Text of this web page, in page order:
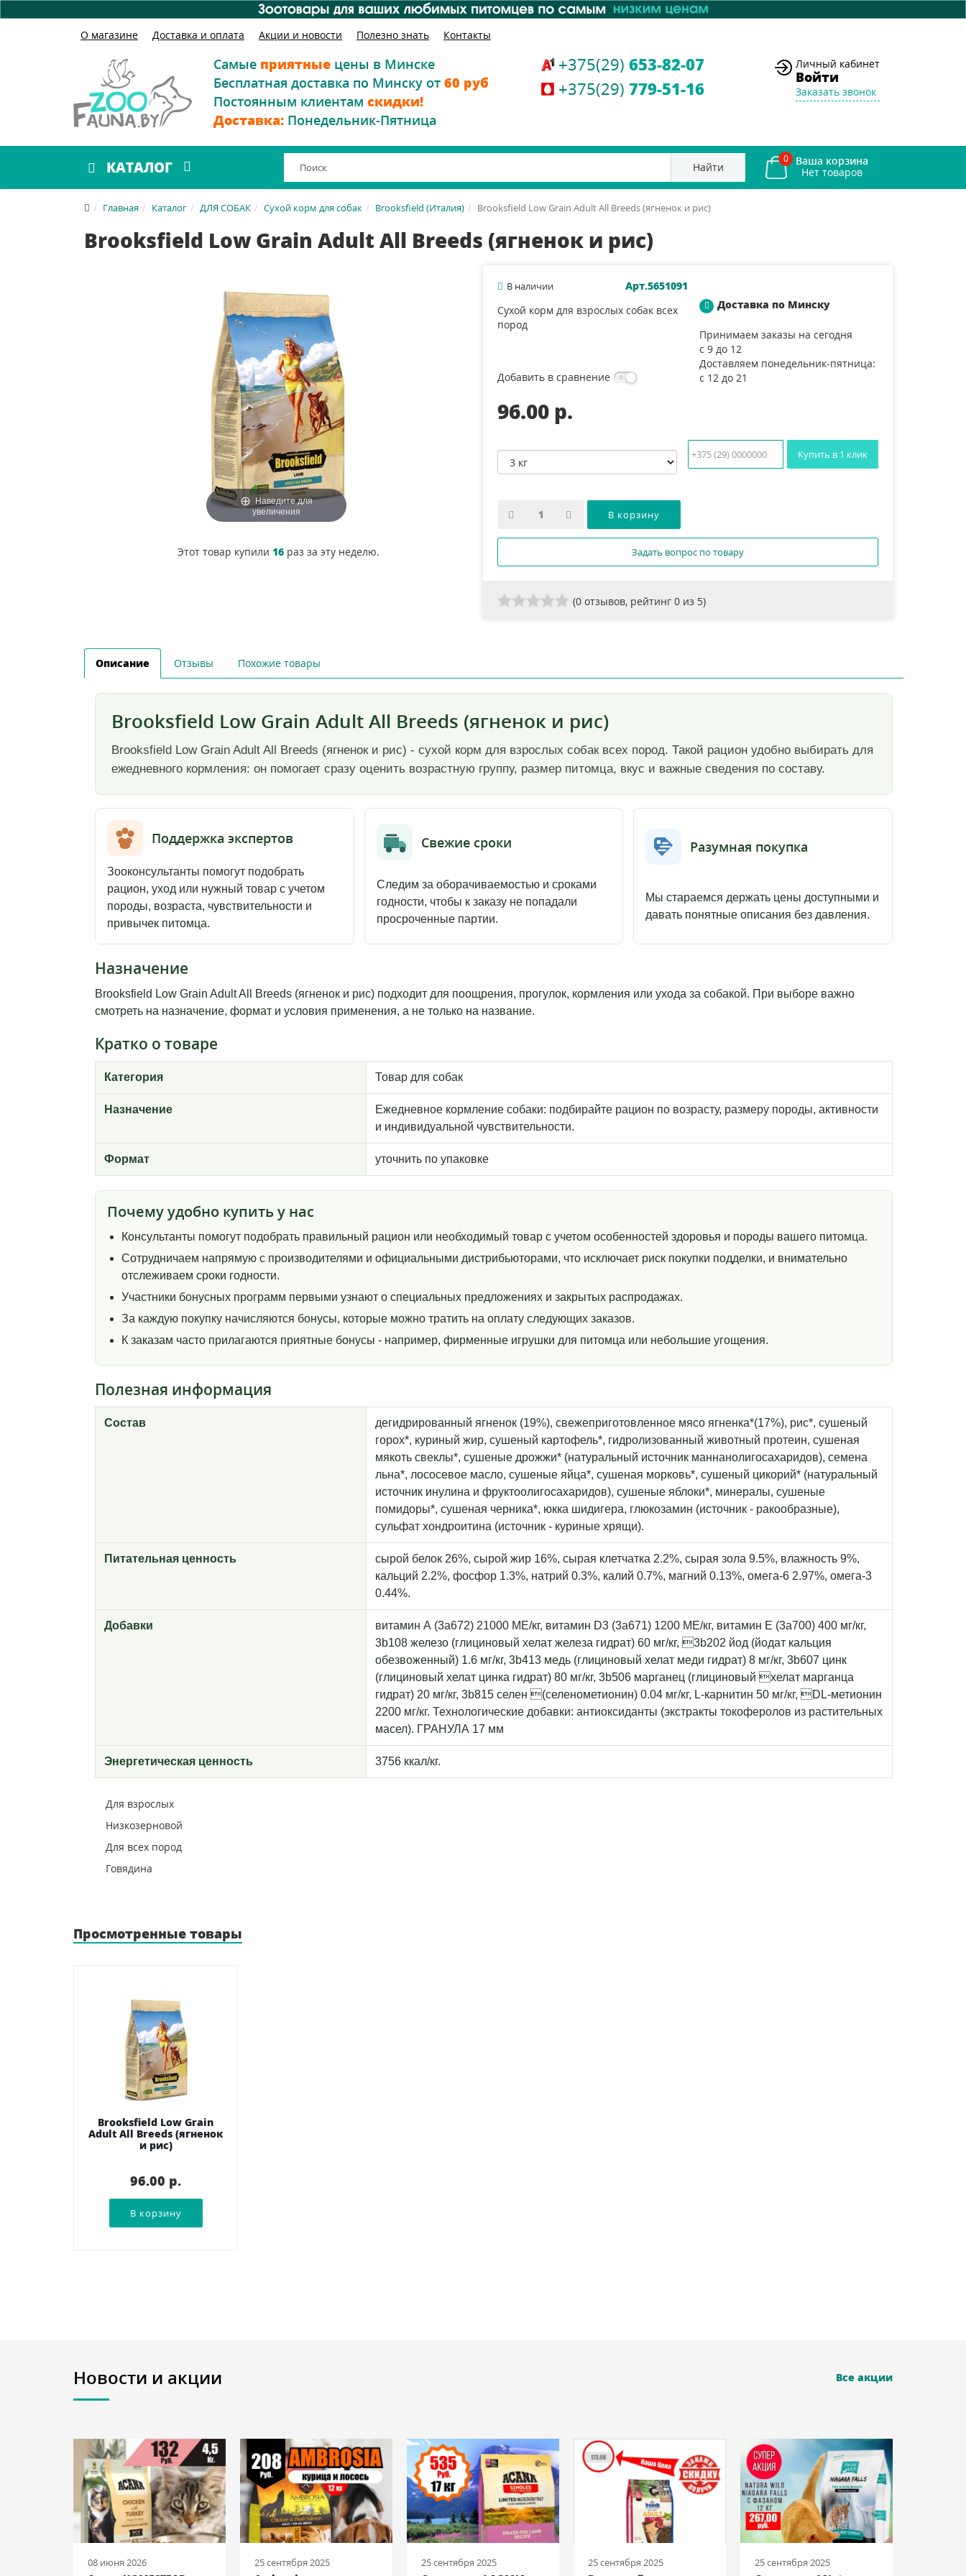
О магазине Доставка и оплата Акции и новости Полезно знать Контакты
Самые приятные цены в Минске
Бесплатная доставка по Минску от 60 руб
Постоянным клиентам скидки!
Доставка: Понедельник-Пятница
+375(29) 653-82-07
+375(29) 779-51-16
Личный кабинет
Войти
Заказать звонок
КАТАЛОГ Найти
0 Ваша корзина
Главная Каталог ДЛЯ СОБАК Сухой корм для собак Brooksfield (Италия) Brooksfield Low Grain Adult All Breeds (ягненок и рис)
Brooksfield Low Grain Adult All Breeds (ягненок и рис)
Наведите для
увеличения
Этот товар купили 16раз за эту неделю.
В наличии
Арт.5651091
Сухой корм для взрослых собак всех
пород
Добавить в сравнение
96.00 p.
Доставка по Минску
Принимаем заказы на сегодня
с 9 до 12
Доставляем понедельник-пятница:
с 12 до 21
Купить в 1 клик
Задать вопрос по товару
(0 отзывов, рейтинг 0 из 5)
Описание Отзывы Похожие товары
Brooksfield Low Grain Adult All Breeds (ягненок и рис)
Brooksfield Low Grain Adult All Breeds (ягненок и рис) - сухой корм для взрослых собак всех пород. Такой рацион удобно выбирать для
ежедневного кормления: он помогает сразу оценить возрастную группу, размер питомца, вкус и важные сведения по составу.
Поддержка экспертов
Зооконсультанты помогут подобрать
рацион, уход или нужный товар с учетом
породы, возраста, чувствительности и
привычек питомца.
Свежие сроки
Следим за оборачиваемостью и сроками
годности, чтобы к заказу не попадали
просроченные партии.
Разумная покупка
Мы стараемся держать цены доступными и
давать понятные описания без давления.
Назначение
Brooksfield Low Grain Adult All Breeds (ягненок и рис) подходит для поощрения, прогулок, кормления или ухода за собакой. При выборе важно
смотреть на назначение, формат и условия применения, а не только на название.
Кратко о товаре
Категория Товар для собак
Назначение
Ежедневное кормление собаки: подбирайте рацион по возрасту, размеру породы, активности
и индивидуальной чувствительности.
Формат уточнить по упаковке
Почему удобно купить у нас
Консультанты помогут подобрать правильный рацион или необходимый товар с учетом особенностей здоровья и породы вашего питомца.
Сотрудничаем напрямую с производителями и официальными дистрибьюторами, что исключает риск покупки подделки, и внимательно
отслеживаем сроки годности.
Участники бонусных программ первыми узнают о специальных предложениях и закрытых распродажах.
За каждую покупку начисляются бонусы, которые можно тратить на оплату следующих заказов.
К заказам часто прилагаются приятные бонусы - например, фирменные игрушки для питомца или небольшие угощения.
Полезная информация
Состав
дегидрированный ягненок (19%), свежеприготовленное мясо ягненка*(17%), рис*, сушеный
горох*, куриный жир, сушеный картофель*, гидролизованный животный протеин, сушеная
мякоть свеклы*, сушеные дрожжи* (натуральный источник маннанолигосахаридов), семена
льна*, лососевое масло, сушеные яйца*, сушеная морковь*, сушеный цикорий* (натуральный
источник инулина и фруктоолигосахаридов), сушеные яблоки*, минералы, сушеные
помидоры*, сушеная черника*, юкка шидигера, глюкозамин (источник - ракообразные),
сульфат хондроитина (источник - куриные хрящи).
Питательная ценность
cырой белок 26%, сырой жир 16%, сырая клетчатка 2.2%, сырая зола 9.5%, влажность 9%,
кальций 2.2%, фосфор 1.3%, натрий 0.3%, калий 0.7%, магний 0.13%, омега-6 2.97%, омега-3
0.44%.
Добавки
витамин А (3a672) 21000 МЕ/кг, витамин D3 (3a671) 1200 МЕ/кг, витамин Е (3a700) 400 мг/кг,
3b108 железо (глициновый хелат железа гидрат) 60 мг/кг, 3b202 йод (йодат кальция
обезвоженный) 1.6 мг/кг, 3b413 медь (глициновый хелат меди гидрат) 8 мг/кг, 3b607 цинк
(глициновый хелат цинка гидрат) 80 мг/кг, 3b506 марганец (глициновый хелат марганца
гидрат) 20 мг/кг, 3b815 селен (селенометионин) 0.04 мг/кг, L-карнитин 50 мг/кг, DL-метионин
2200 мг/кг. Технологические добавки: антиоксиданты (экстракты токоферолов из растительных
масел). ГРАНУЛА 17 мм
Энергетическая ценность 3756 ккал/кг.
Для взрослых
Низкозерновой
Для всех пород
Говядина
Просмотренные товары
Brooksfield Low Grain
Adult All Breeds (ягненок
и рис)
96.00 p.
Новости и акции Все акции
08 июня 2026 25 сентября 2025 25 сентября 2025 25 сентября 2025 25 сентября 2025